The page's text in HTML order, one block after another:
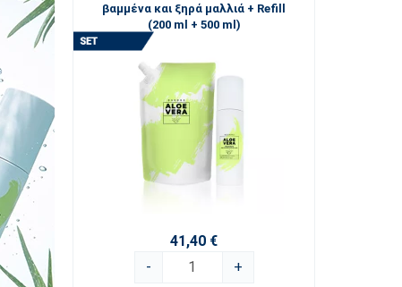
βαμμένα και ξηρά μαλλιά + Refill
(200 ml + 500 ml)
41,40 €
-
+